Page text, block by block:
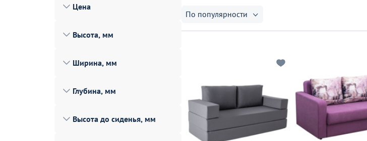
Мебель для хранения
Освещение
По популярности
Цена
Высота, мм
Ширина, мм
Глубина, мм
Высота до сиденья, мм